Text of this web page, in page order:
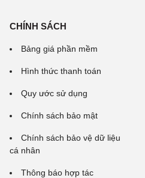
CHÍNH SÁCH
Bảng giá phần mềm
Hình thức thanh toán
Quy ước sử dụng
Chính sách bảo mật
Chính sách bảo vệ dữ liệu
cá nhân
Thông báo hợp tác